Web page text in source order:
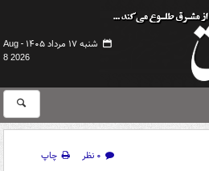
شنبه ۱۷ مرداد ۱۴۰۵ -
Aug
8 2026
۰ نظر
چاپ